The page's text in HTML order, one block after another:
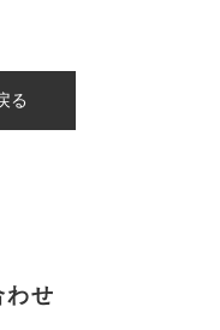
る
わせ